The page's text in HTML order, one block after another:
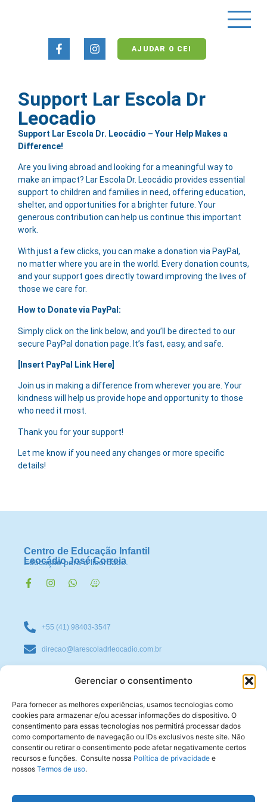
Gerenciar o consentimento
Para fornecer as melhores experiências, usamos tecnologias como
cookies para armazenar e/ou acessar informações do dispositivo. O
consentimento para essas tecnologias nos permitirá processar dados
como comportamento de navegação ou IDs exclusivos neste site. Não
consentir ou retirar o consentimento pode afetar negativamente certos
recursos e funções. Consulte nossa Política de privacidade e
nossos Termos de uso.
AJUDAR O CEI
Support Lar Escola Dr
Leocadio
Support Lar Escola Dr. Leocádio – Your Help Makes a
Difference!
Are you living abroad and looking for a meaningful way to
make an impact? Lar Escola Dr. Leocádio provides essential
support to children and families in need, offering education,
shelter, and opportunities for a brighter future. Your
generous contribution can help us continue this important
work.
With just a few clicks, you can make a donation via PayPal,
no matter where you are in the world. Every donation counts,
and your support goes directly toward improving the lives of
those we care for.
How to Donate via PayPal:
Simply click on the link below, and you’ll be directed to our
secure PayPal donation page. It’s fast, easy, and safe.
[Insert PayPal Link Here]
Join us in making a difference from wherever you are. Your
kindness will help us provide hope and opportunity to those
who need it most.
Thank you for your support!
Let me know if you need any changes or more specific
details!
Centro de Educação Infantil
Leocádio José Correia
Educação para a liberdade.
+55 (41) 98403-3547
direcao@larescoladrleocadio.com.br
Cândida - Curitiba - PR - CEP 82.640-150
Política de privacidade